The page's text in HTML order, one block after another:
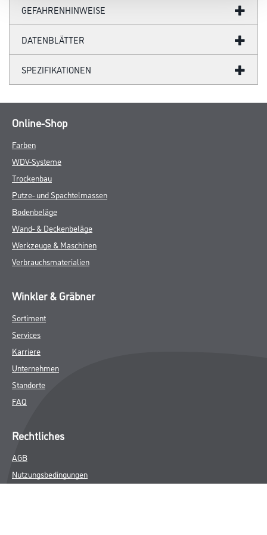
GEFAHRENHINWEISE
DATENBLÄTTER
SPEZIFIKATIONEN
Online-Shop
Farben
WDV-Systeme
Trockenbau
Putze- und Spachtelmassen
Bodenbeläge
Wand- & Deckenbeläge
Werkzeuge & Maschinen
Verbrauchsmaterialien
Winkler & Gräbner
Sortiment
Services
Karriere
Unternehmen
Standorte
FAQ
Rechtliches
AGB
Nutzungsbedingungen